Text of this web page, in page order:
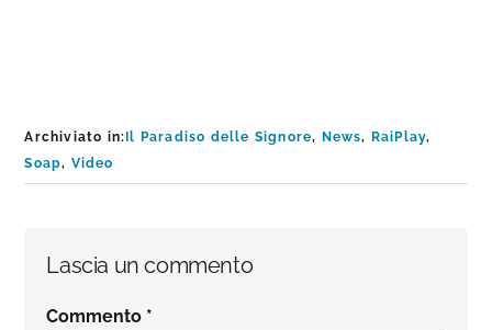
Archiviato in: Il Paradiso delle Signore, News, RaiPlay,
Soap, Video
Interazioni
del
Lascia un commento
Commento *